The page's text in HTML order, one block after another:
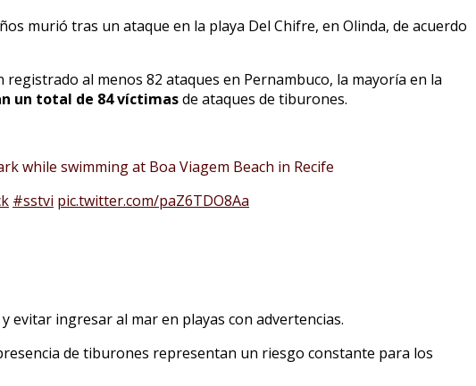
murió tras un ataque en la playa Del Chifre, en Olinda, de acuerdo
al menos 82 ataques en Pernambuco, la mayoría en la
un total de 84 víctimasde ataques de tiburones.
while swimming at Boa Viagem Beach in Recife
#sstvi pic.twitter.com/paZ6TDO8Aa
evitar ingresar al mar en playas con advertencias.
de tiburones representan un riesgo constante para los